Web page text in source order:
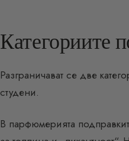
Категориите
Разграничават се две
студени.
В парфюмерията